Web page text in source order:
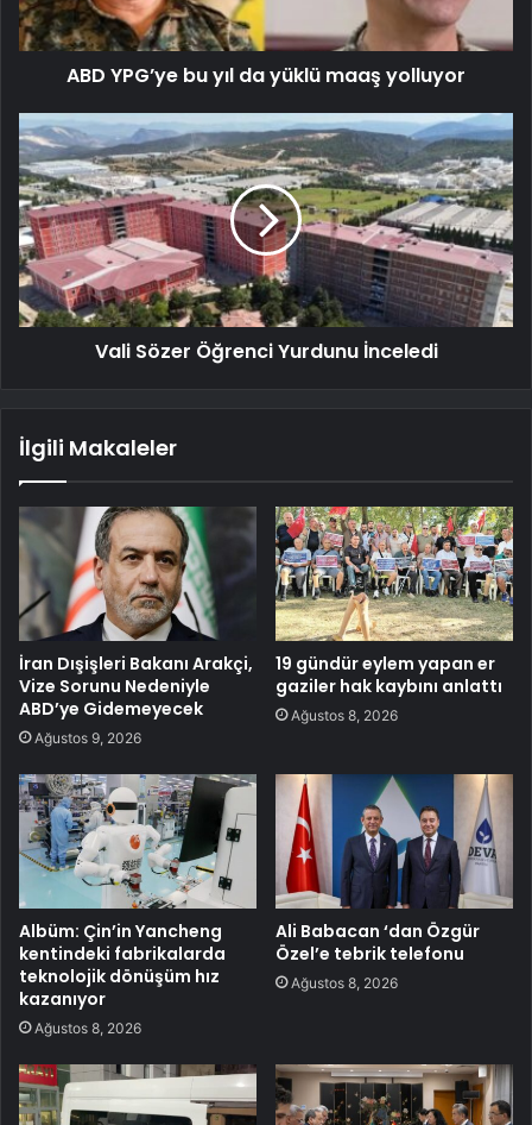
ABD YPG’ye bu yıl da yüklü maaş yolluyor
Vali Sözer Öğrenci Yurdunu İnceledi
İlgili Makaleler
İran Dışişleri Bakanı Arakçi,
Vize Sorunu Nedeniyle
ABD’ye Gidemeyecek
Ağustos 9, 2026
19 gündür eylem yapan er
gaziler hak kaybını anlattı
Ağustos 8, 2026
Albüm: Çin’in Yancheng
kentindeki fabrikalarda
teknolojik dönüşüm hız
kazanıyor
Ağustos 8, 2026
Ali Babacan ‘dan Özgür
Özel’e tebrik telefonu
Ağustos 8, 2026